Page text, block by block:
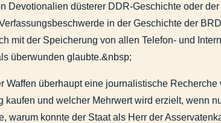
der letzten Tage
Devotionalien düsterer DDR-Geschichte oder
in der Geschichte der
mit der Speicherung von allen Telefon- und
überwunden glaubte.&nbsp;
Waffen überhaupt eine journalistische
kaufen und welcher Mehrwert wird erzielt, wenn
warum konnte der Staat als Herr der